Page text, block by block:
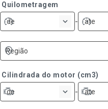
Quilometragem
de - ate
Região
Cilindrada do motor (cm3)
de - ate